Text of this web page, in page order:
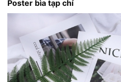
Poster bìa tạp chí